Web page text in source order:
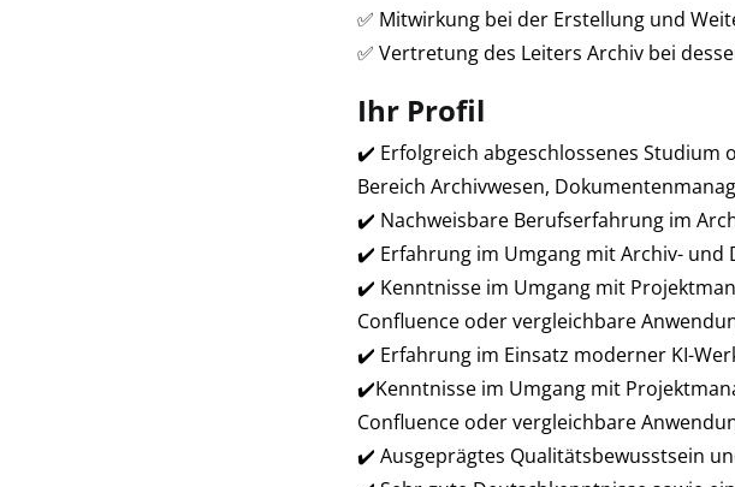
✅ Mitwirkung bei der Erstellung und
✅ Vertretung des Leiters Archiv bei
Ihr Profil
✔️ Erfolgreich abgeschlossenes Studium
Bereich Archivwesen,
✔️ Nachweisbare Berufserfahrung im
✔️ Erfahrung im Umgang mit Archiv- und
✔️ Kenntnisse im Umgang mit
Confluence oder vergleichbare
✔️ Erfahrung im Einsatz moderner KI-
✔️Kenntnisse im Umgang mit
Confluence oder vergleichbare
✔️ Ausgeprägtes Qualitätsbewusstsein